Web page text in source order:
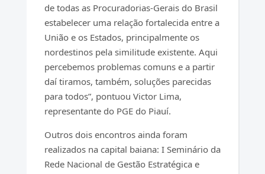
de todas as Procuradorias-Gerais do Brasil
estabelecer uma relação fortalecida entre a
União e os Estados, principalmente os
nordestinos pela similitude existente. Aqui
percebemos problemas comuns e a partir
daí tiramos, também, soluções parecidas
para todos”, pontuou Victor Lima,
representante do PGE do Piauí.
Outros dois encontros ainda foram
realizados na capital baiana: I Seminário da
Rede Nacional de Gestão Estratégica e